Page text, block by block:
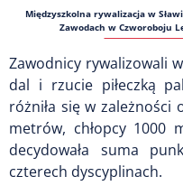
Międzyszkolna rywalizacja w
Zawodach w Czworoboju
Zawodnicy rywalizowali
dal i rzucie piłeczką
różniła się w zależności
metrów, chłopcy 1000
decydowała suma
czterech dyscyplinach.